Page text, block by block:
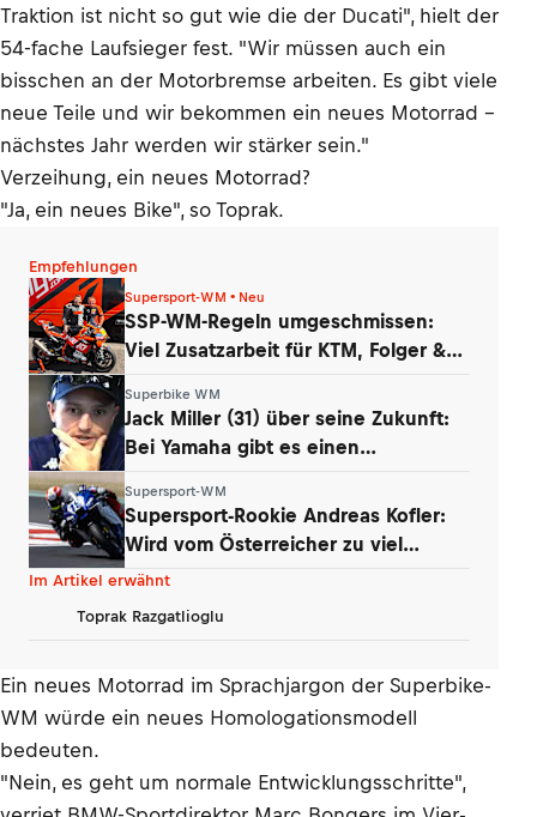
Traktion ist nicht so gut wie die der Ducati", hielt der
54-fache Laufsieger fest. "Wir müssen auch ein
bisschen an der Motorbremse arbeiten. Es gibt viele
neue Teile und wir bekommen ein neues Motorrad –
nächstes Jahr werden wir stärker sein."
Verzeihung, ein neues Motorrad?
"Ja, ein neues Bike", so Toprak.
Empfehlungen
Supersport-WM • Neu
SSP-WM-Regeln umgeschmissen:
Viel Zusatzarbeit für KTM, Folger &
Superbike WM
Jack Miller (31) über seine Zukunft:
Bei Yamaha gibt es einen
Supersport-WM
Supersport-Rookie Andreas Kofler:
Wird vom Österreicher zu viel
erwartet?
Im Artikel erwähnt
Toprak Razgatlioglu
Ein neues Motorrad im Sprachjargon der Superbike-
WM würde ein neues Homologationsmodell
bedeuten.
"Nein, es geht um normale Entwicklungsschritte",